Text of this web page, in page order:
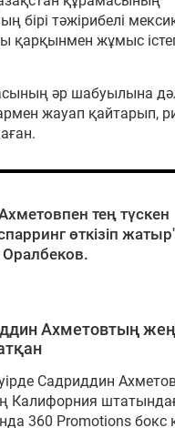
бірі тәжірибелі
қарқынмен жұмыс
әр шабуылына
жауап қайтарып,
тең түскен
өткізіп
Ахметовтың
Садриддин
Калифорния
360 Promotions бокс